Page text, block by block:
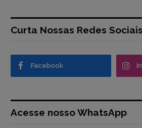
Curta Nossas Redes Sociais
Facebook
Acesse nosso WhatsApp